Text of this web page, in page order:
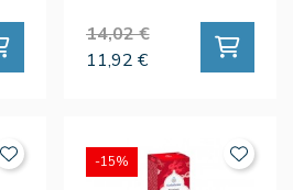
14,02 €
11,92 €
-15%